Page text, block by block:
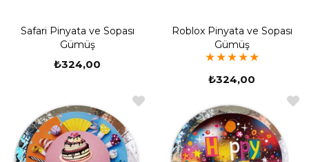
Safari Pinyata ve Sopası
Gümüş
₺324,00
Roblox Pinyata ve Sopası
Gümüş
★★★★★
₺324,00